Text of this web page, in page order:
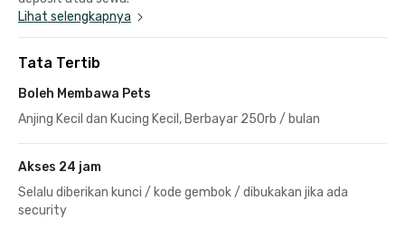
Lihat selengkapnya
Tata Tertib
Boleh Membawa Pets
Anjing Kecil dan Kucing Kecil, Berbayar 250rb / bulan
Akses 24 jam
Selalu diberikan kunci / kode gembok / dibukakan jika ada
security